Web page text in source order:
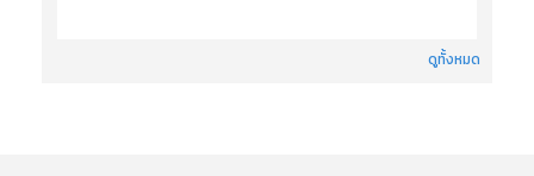
ดูทั้งหมด